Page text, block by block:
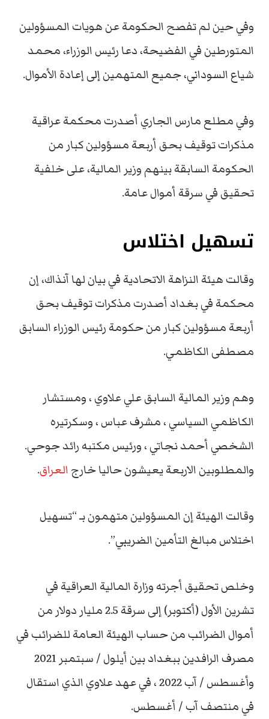
وفي حين لم تفصح الحكومة عن هويات المسؤولين
المتورطين في الفضيحة، دعا رئيس الوزراء، محمد
شياع السوداني، جميع المتهمين إلى إعادة الأموال.
وفي مطلع مارس الجاري أصدرت محكمة عراقية
مذكرات توقيف بحق أربعة مسؤولين كبار من
الحكومة السابقة بينهم وزير المالية، على خلفية
تحقيق في سرقة أموال عامة.
تسهيل اختلاس
وقالت هيئة النزاهة الاتحادية في بيان لها آنذاك، إن
محكمة في بغداد أصدرت مذكرات توقيف بحق
أربعة مسؤولين كبار من حكومة رئيس الوزراء السابق
مصطفى الكاظمي.
وهم وزير المالية السابق علي علاوي ، ومستشار
الكاظمي السياسي ، مشرف عباس ، وسكرتيره
الشخصي أحمد نجاتي ، ورئيس مكتبه رائد جوحي.
والمطلوبين الاربعة يعيشون حاليا خارج العراق.
وقالت الهيئة إن المسؤولين متهمون بـ “تسهيل
اختلاس مبالغ التأمين الضريبي”.
وخلص تحقيق أجرته وزارة المالية العراقية في
تشرين الأول (أكتوبر) إلى سرقة 2.5 مليار دولار من
أموال الضرائب من حساب الهيئة العامة للضرائب في
مصرف الرافدين ببغداد بين أيلول / سبتمبر 2021
وأغسطس / آب 2022 ، في عهد علاوي الذي استقال
في منتصف آب / أغسطس.